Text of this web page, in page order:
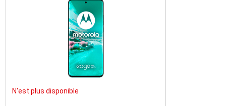
N'est plus disponible